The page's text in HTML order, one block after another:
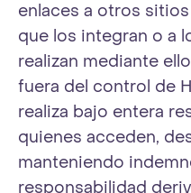
enlaces a otros
que los integran o a
realizan mediante
fuera del control de
realiza bajo entera
quienes acceden,
manteniendo
responsabilidad